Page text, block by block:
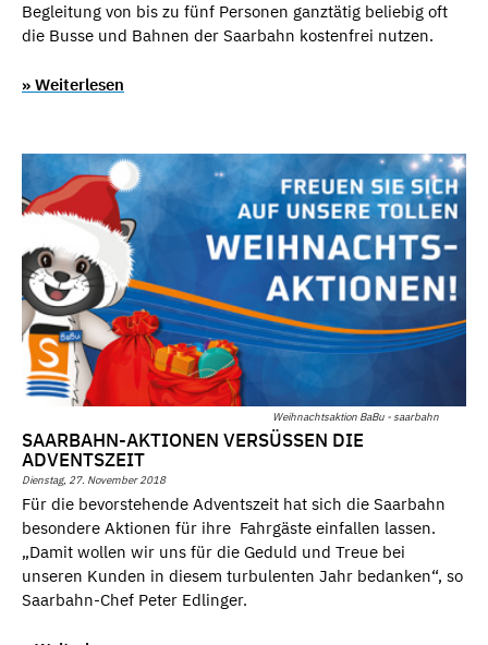
Begleitung von bis zu fünf Personen ganztätig beliebig oft
die Busse und Bahnen der Saarbahn kostenfrei nutzen.
» Weiterlesen
Weihnachtsaktion BaBu - saarbahn
SAARBAHN-AKTIONEN VERSÜSSEN DIE A
DVENTSZEIT
Dienstag, 27. November 2018
Für die bevorstehende Adventszeit hat sich die Saarbahn
besondere Aktionen für ihre Fahrgäste einfallen lassen.
„Damit wollen wir uns für die Geduld und Treue bei
unseren Kunden in diesem turbulenten Jahr bedanken“, so
Saarbahn-Chef Peter Edlinger.